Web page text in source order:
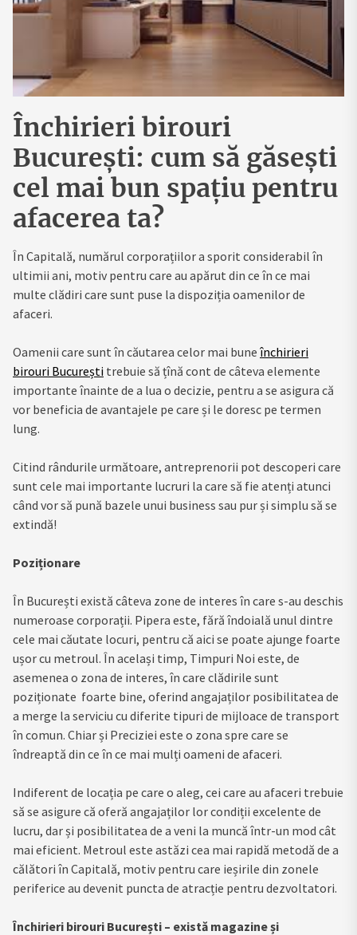
Închirieri birouri
București: cum să găsești
cel mai bun spațiu pentru
afacerea ta?
În Capitală, numărul corporațiilor a sporit considerabil în
ultimii ani, motiv pentru care au apărut din ce în ce mai
multe clădiri care sunt puse la dispoziția oamenilor de
afaceri.
Oamenii care sunt în căutarea celor mai bune închirieri
birouri București trebuie să țînă cont de câteva elemente
importante înainte de a lua o decizie, pentru a se asigura că
vor beneficia de avantajele pe care și le doresc pe termen
lung.
Citind rândurile următoare, antreprenorii pot descoperi care
sunt cele mai importante lucruri la care să fie atenți atunci
când vor să pună bazele unui business sau pur și simplu să se
extindă!
Poziționare
În București există câteva zone de interes în care s-au deschis
numeroase corporații. Pipera este, fără îndoială unul dintre
cele mai căutate locuri, pentru că aici se poate ajunge foarte
ușor cu metroul. În același timp, Timpuri Noi este, de
asemenea o zona de interes, în care clădirile sunt
poziționate foarte bine, oferind angajaților posibilitatea de
a merge la serviciu cu diferite tipuri de mijloace de transport
în comun. Chiar și Preciziei este o zona spre care se
îndreaptă din ce în ce mai mulți oameni de afaceri.
Indiferent de locația pe care o aleg, cei care au afaceri trebuie
să se asigure că oferă angajaților lor condiții excelente de
lucru, dar și posibilitatea de a veni la muncă într-un mod cât
mai eficient. Metroul este astăzi cea mai rapidă metodă de a
călători în Capitală, motiv pentru care ieșirile din zonele
periferice au devenit puncta de atracție pentru dezvoltatori.
Închirieri birouri București – există magazine și